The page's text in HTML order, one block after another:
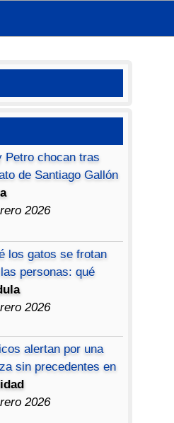
Petro chocan tras
de Santiago Gallón
2026
los gatos se frotan
personas: qué
2026
alertan por una
sin precedentes en
2026